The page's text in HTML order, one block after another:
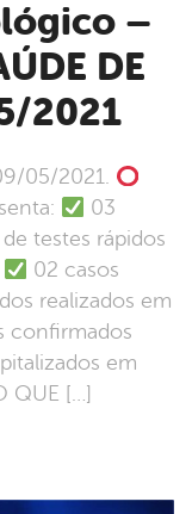
DE
2021
05/2021.
03
testes rápidos
02 casos
realizados em
confirmados
em
QUE […]